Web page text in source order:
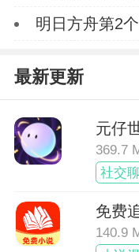
明日方舟第2
最新更新
元仔
369.7
社交
免费
140.9